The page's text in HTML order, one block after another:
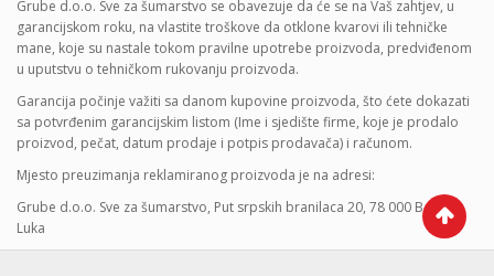
Grube d.o.o. Sve za šumarstvo se obavezuje da će se na Vaš zahtjev, u
garancijskom roku, na vlastite troškove da otklone kvarovi ili tehničke
mane, koje su nastale tokom pravilne upotrebe proizvoda, predviđenom
u uputstvu o tehničkom rukovanju proizvoda.
Garancija počinje važiti sa danom kupovine proizvoda, što ćete dokazati
sa potvrđenim garancijskim listom (Ime i sjedište firme, koje je prodalo
proizvod, pečat, datum prodaje i potpis prodavača) i računom.
Mjesto preuzimanja reklamiranog proizvoda je na adresi:
Grube d.o.o. Sve za šumarstvo, Put srpskih branilaca 20, 78 000 Banja
Luka